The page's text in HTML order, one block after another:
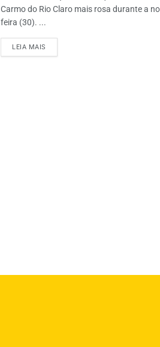
Carmo do Rio Claro mais rosa durante a
feira (30). ...
LEIA MAIS